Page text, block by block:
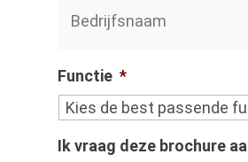
Functie *
Ik vraag deze brochure